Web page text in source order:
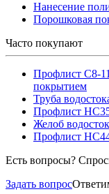
Нанесение
Порошковая
Часто покупают
Профлист С8-
покрытием
Труба
Профлист
Желоб
Профлист
Есть вопросы?
Задать вопрос